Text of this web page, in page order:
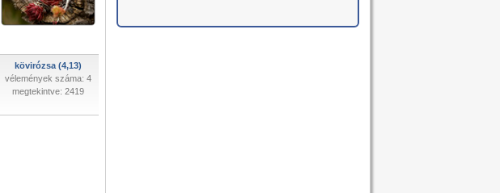
kövirózsa (4,13)
vélemények száma: 4
megtekintve: 2419